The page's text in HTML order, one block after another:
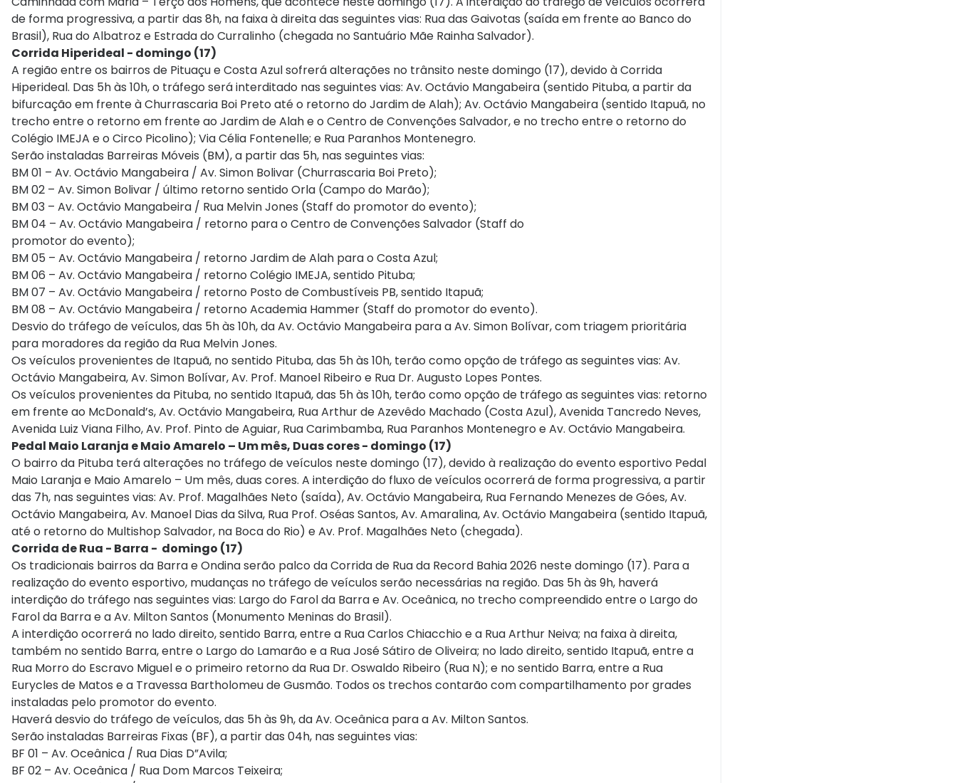
de forma progressiva, a partir das 8h, na faixa à direita das seguintes vias: Rua das Gaivotas (saída em frente ao Banco do
Brasil), Rua do Albatroz e Estrada do Curralinho (chegada no Santuário Mãe Rainha Salvador).
Corrida Hiperideal - domingo (17)
A região entre os bairros de Pituaçu e Costa Azul sofrerá alterações no trânsito neste domingo (17), devido à Corrida
Hiperideal. Das 5h às 10h, o tráfego será interditado nas seguintes vias: Av. Octávio Mangabeira (sentido Pituba, a partir da
bifurcação em frente à Churrascaria Boi Preto até o retorno do Jardim de Alah); Av. Octávio Mangabeira (sentido Itapuã, no
trecho entre o retorno em frente ao Jardim de Alah e o Centro de Convenções Salvador, e no trecho entre o retorno do
Colégio IMEJA e o Circo Picolino); Via Célia Fontenelle; e Rua Paranhos Montenegro.
Serão instaladas Barreiras Móveis (BM), a partir das 5h, nas seguintes vias:
BM 01 – Av. Octávio Mangabeira / Av. Simon Bolivar (Churrascaria Boi Preto);
BM 02 – Av. Simon Bolivar / último retorno sentido Orla (Campo do Marão);
BM 03 – Av. Octávio Mangabeira / Rua Melvin Jones (Staff do promotor do evento);
BM 04 – Av. Octávio Mangabeira / retorno para o Centro de Convenções Salvador (Staff do
promotor do evento);
BM 05 – Av. Octávio Mangabeira / retorno Jardim de Alah para o Costa Azul;
BM 06 – Av. Octávio Mangabeira / retorno Colégio IMEJA, sentido Pituba;
BM 07 – Av. Octávio Mangabeira / retorno Posto de Combustíveis PB, sentido Itapuã;
BM 08 – Av. Octávio Mangabeira / retorno Academia Hammer (Staff do promotor do evento).
Desvio do tráfego de veículos, das 5h às 10h, da Av. Octávio Mangabeira para a Av. Simon Bolívar, com triagem prioritária
para moradores da região da Rua Melvin Jones.
Os veículos provenientes de Itapuã, no sentido Pituba, das 5h às 10h, terão como opção de tráfego as seguintes vias: Av.
Octávio Mangabeira, Av. Simon Bolívar, Av. Prof. Manoel Ribeiro e Rua Dr. Augusto Lopes Pontes.
Os veículos provenientes da Pituba, no sentido Itapuã, das 5h às 10h, terão como opção de tráfego as seguintes vias: retorno
em frente ao McDonald’s, Av. Octávio Mangabeira, Rua Arthur de Azevêdo Machado (Costa Azul), Avenida Tancredo Neves,
Avenida Luiz Viana Filho, Av. Prof. Pinto de Aguiar, Rua Carimbamba, Rua Paranhos Montenegro e Av. Octávio Mangabeira.
Pedal Maio Laranja e Maio Amarelo – Um mês, Duas cores - domingo (17)
O bairro da Pituba terá alterações no tráfego de veículos neste domingo (17), devido à realização do evento esportivo Pedal
Maio Laranja e Maio Amarelo – Um mês, duas cores. A interdição do fluxo de veículos ocorrerá de forma progressiva, a partir
das 7h, nas seguintes vias: Av. Prof. Magalhães Neto (saída), Av. Octávio Mangabeira, Rua Fernando Menezes de Góes, Av.
Octávio Mangabeira, Av. Manoel Dias da Silva, Rua Prof. Oséas Santos, Av. Amaralina, Av. Octávio Mangabeira (sentido Itapuã,
até o retorno do Multishop Salvador, na Boca do Rio) e Av. Prof. Magalhães Neto (chegada).
Corrida de Rua - Barra - domingo (17)
Os tradicionais bairros da Barra e Ondina serão palco da Corrida de Rua da Record Bahia 2026 neste domingo (17). Para a
realização do evento esportivo, mudanças no tráfego de veículos serão necessárias na região. Das 5h às 9h, haverá
interdição do tráfego nas seguintes vias: Largo do Farol da Barra e Av. Oceânica, no trecho compreendido entre o Largo do
Farol da Barra e a Av. Milton Santos (Monumento Meninas do Brasil).
A interdição ocorrerá no lado direito, sentido Barra, entre a Rua Carlos Chiacchio e a Rua Arthur Neiva; na faixa à direita,
também no sentido Barra, entre o Largo do Lamarão e a Rua José Sátiro de Oliveira; no lado direito, sentido Itapuã, entre a
Rua Morro do Escravo Miguel e o primeiro retorno da Rua Dr. Oswaldo Ribeiro (Rua N); e no sentido Barra, entre a Rua
Eurycles de Matos e a Travessa Bartholomeu de Gusmão. Todos os trechos contarão com compartilhamento por grades
instaladas pelo promotor do evento.
Haverá desvio do tráfego de veículos, das 5h às 9h, da Av. Oceânica para a Av. Milton Santos.
Serão instaladas Barreiras Fixas (BF), a partir das 04h, nas seguintes vias:
BF 01 – Av. Oceânica / Rua Dias D”Avila;
BF 02 – Av. Oceânica / Rua Dom Marcos Teixeira;